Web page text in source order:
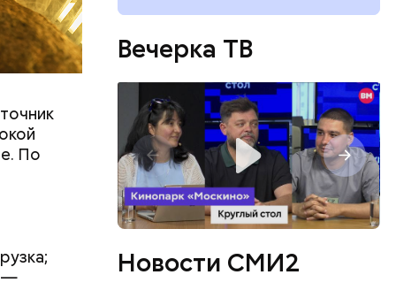
По
—
и
Вечерка ТВ
Новости СМИ2